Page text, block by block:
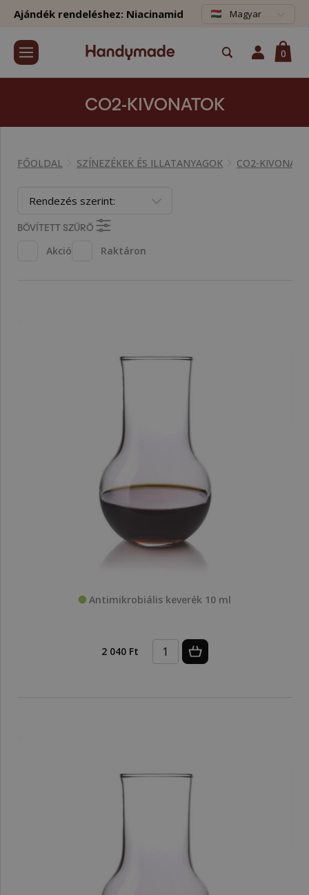
Ajándék rendeléshez: Niacinamid Magyar
0
CO2-KIVONATOK
FŐOLDAL SZÍNEZÉKEK ÉS ILLATANYAGOK CO2-
Rendezés szerint:
BŐVÍTETT SZŰRŐ
Akció
Raktáron
Antimikrobiális keverék 10 ml
2 040 Ft